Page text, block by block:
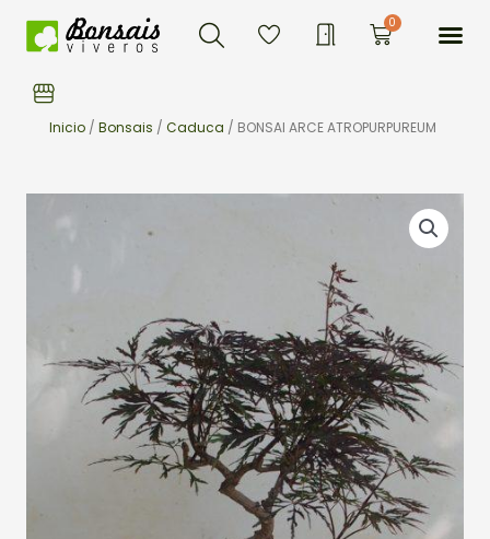
Buscar 0Carrito
Inicio / Bonsais / Caduca / BONSAI ARCE ATROPURPUREUM